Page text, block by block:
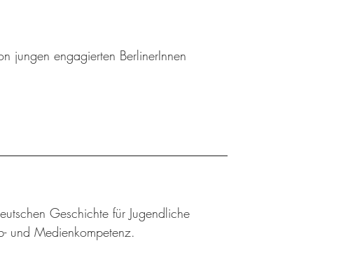
jungen engagierten BerlinerInnen
Geschichte für Jugendliche
und Medienkompetenz.